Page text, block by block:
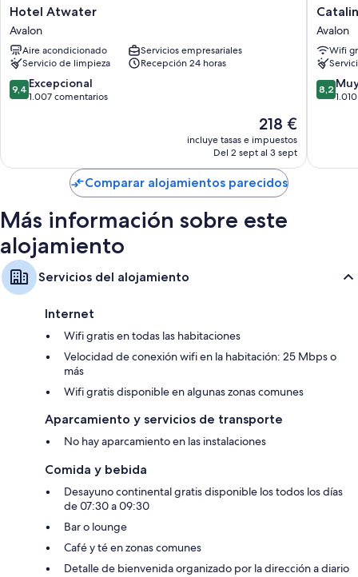
sábanas de alta calidad y aire acondicionado, además de ciertas
comodidades adicionales, tales como wifi gratis y cajas fuertes.
Además, otros servicios que encontrarás incluyen:
Baños con artículos de higiene personal de diseño y duchas y
bañeras combinadas
Hotel
Atwater
Avalon
Hotel Atwater
Avalon
Aire acondicionado
Servicios empresariales
Servicio de limpieza
Recepción 24 horas
9.4
sobre
9,4 Excepcional
1.007 comentarios
El
precio
actual
de
218 €
218 €
incluye tasas e impuestos
Del 2 sept al 3 sept
Catalina
Island
Inn
Avalon
Avalon
Wifi
8.2
sobre
8,2
Comparar alojamientos parecidos
Más información sobre este
alojamiento
Servicios del alojamiento
Internet
Wifi gratis en todas las habitaciones
Velocidad de conexión wifi en la habitación: 25 Mbps o
más
Wifi gratis disponible en algunas zonas comunes
Aparcamiento y servicios de transporte
No hay aparcamiento en las instalaciones
Comida y bebida
Desayuno continental gratis disponible los todos los días
de 07:30 a 09:30
Bar o lounge
Café y té en zonas comunes
Detalle de bienvenida organizado por la dirección a diario